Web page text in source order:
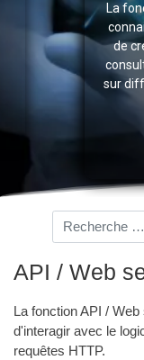
La
de
sur
Rechercher
API / Web
La fonction API /
d'interagir avec le
requêtes HTTP.